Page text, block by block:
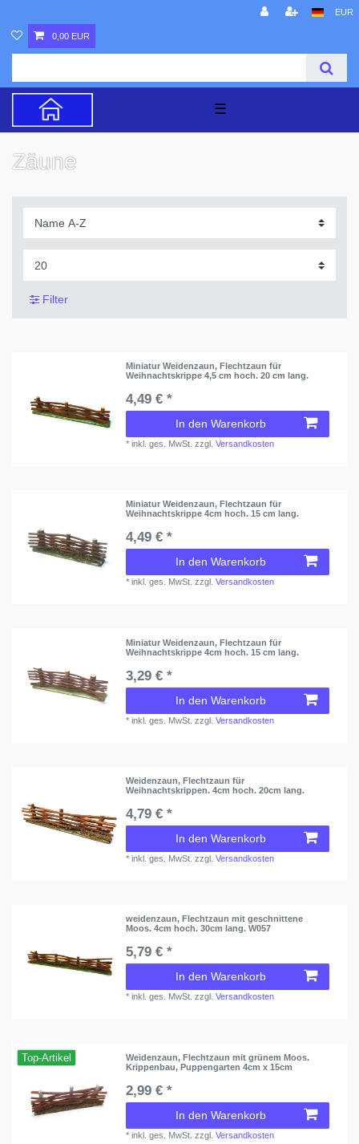
EUR
0,00 EUR
☰
Zäune
Filter
Miniatur Weidenzaun, Flechtzaun für
Weihnachtskrippe 4,5 cm hoch. 20 cm lang.
4,49 € *
In den Warenkorb
*inkl. ges. MwSt. zzgl.Versandkosten
Miniatur Weidenzaun, Flechtzaun für
Weihnachtskrippe 4cm hoch. 15 cm lang.
4,49 € *
In den Warenkorb
*inkl. ges. MwSt. zzgl.Versandkosten
Miniatur Weidenzaun, Flechtzaun für
Weihnachtskrippe 4cm hoch. 15 cm lang.
3,29 € *
In den Warenkorb
*inkl. ges. MwSt. zzgl.Versandkosten
Weidenzaun, Flechtzaun für
Weihnachtskrippen. 4cm hoch. 20cm lang.
4,79 € *
In den Warenkorb
*inkl. ges. MwSt. zzgl.Versandkosten
weidenzaun, Flechtzaun mit geschnittene
Moos. 4cm hoch. 30cm lang. W057
5,79 € *
In den Warenkorb
*inkl. ges. MwSt. zzgl.Versandkosten
Top-Artikel
Weidenzaun, Flechtzaun mit grünem Moos.
Krippenbau, Puppengarten 4cm x 15cm
2,99 € *
In den Warenkorb
*inkl. ges. MwSt. zzgl.Versandkosten